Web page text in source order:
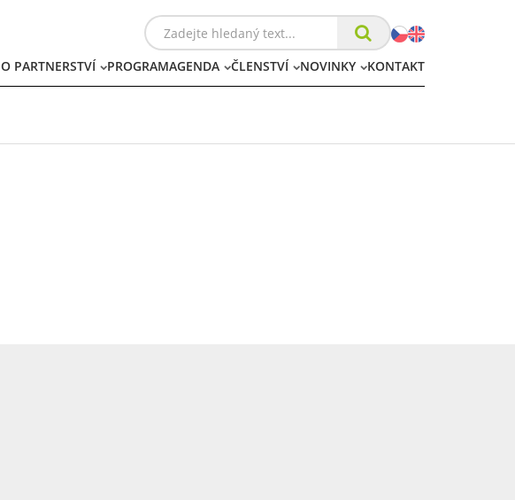
O PARTNERSTVÍ PROGRAMAGENDA ČLENSTVÍ NOVINKY KONTAKT